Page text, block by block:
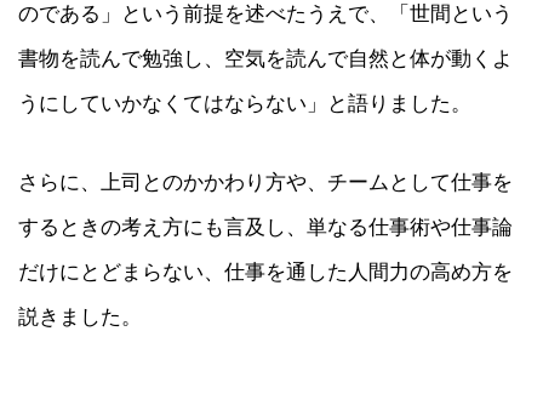
のである」という前提を述べたうえで、「世間という
書物を読んで勉強し、空気を読んで自然と体が動くよ
うにしていかなくてはならない」と語りました。
さらに、上司とのかかわり方や、チームとして仕事を
するときの考え方にも言及し、単なる仕事術や仕事論
だけにとどまらない、仕事を通した人間力の高め方を
説きました。